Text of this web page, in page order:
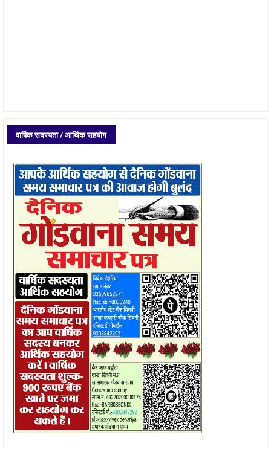
वार्षिक सदस्यता / आर्थिक सहयोग